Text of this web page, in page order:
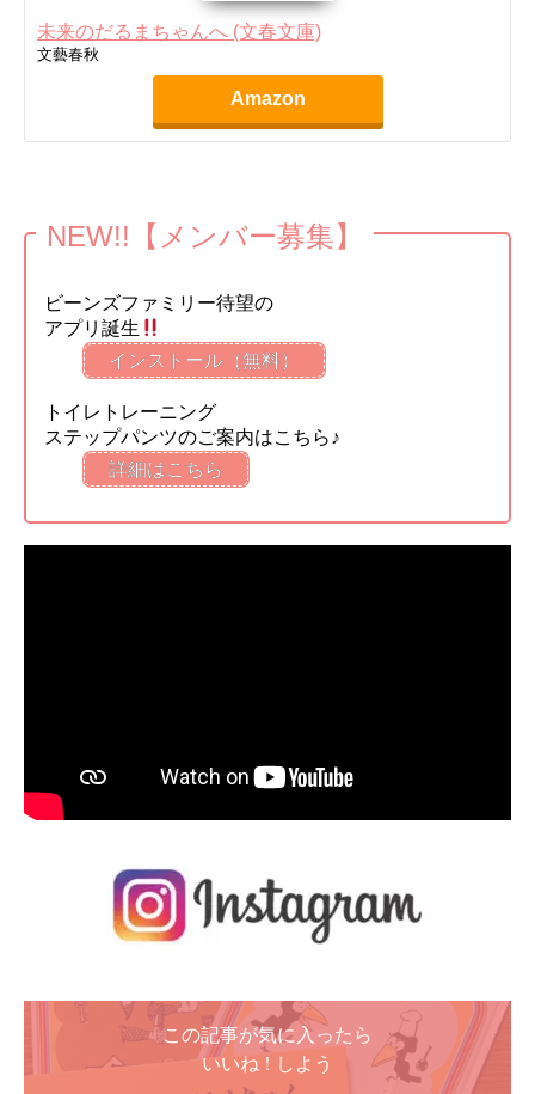
未来のだるまちゃんへ (文春文庫)
文藝春秋
Amazon
NEW!!【メンバー募集】
ビーンズファミリー待望の
アプリ誕生
インストール（無料）
トイレトレーニング
ステップパンツのご案内はこちら♪
詳細はこちら
この記事が気に入ったら
いいね ! しよう